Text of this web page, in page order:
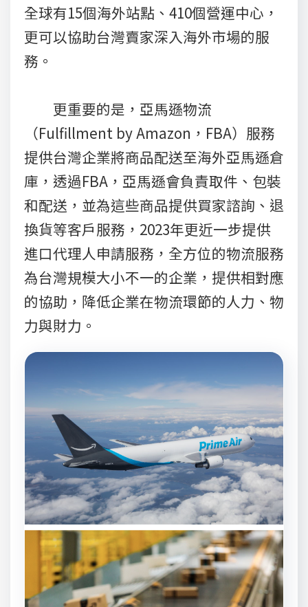
全球有15個海外站點、410個營運中心，
更可以協助台灣賣家深入海外市場的服
務。
更重要的是，亞馬遜物流
（Fulfillment by Amazon，FBA）服務
提供台灣企業將商品配送至海外亞馬遜倉
庫，透過FBA，亞馬遜會負責取件、包裝
和配送，並為這些商品提供買家諮詢、退
換貨等客戶服務，2023年更近一步提供
進口代理人申請服務，全方位的物流服務
為台灣規模大小不一的企業，提供相對應
的協助，降低企業在物流環節的人力、物
力與財力。